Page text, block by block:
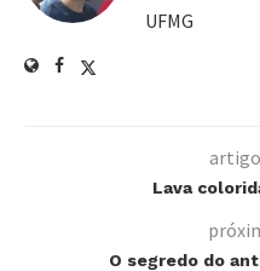
UFMG
Lava
O segredo do